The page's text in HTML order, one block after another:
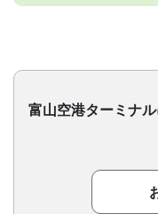
富山空港ターミナ